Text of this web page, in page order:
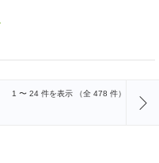
1 〜 24 件を表示 （全 478 件）